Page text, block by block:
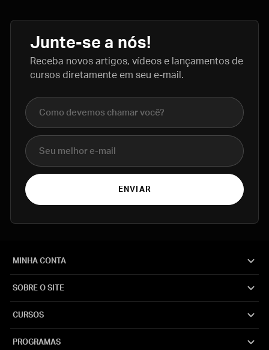
Junte-se a nós!
Receba novos artigos, vídeos e lançamentos de
cursos diretamente em seu e-mail.
Nome completo
E-mail
ENVIAR
MINHA CONTA
SOBRE O SITE
CURSOS
PROGRAMAS